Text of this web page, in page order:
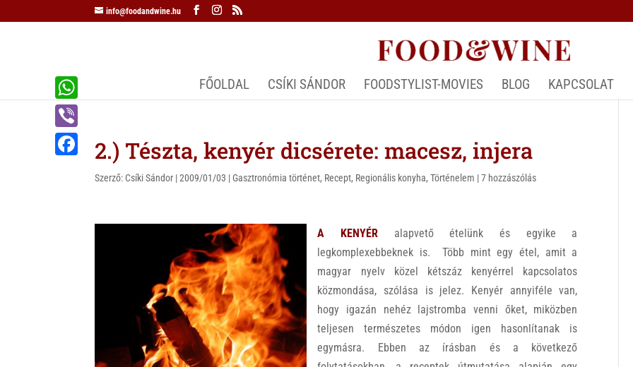
info@foodandwine.hu
FŐOLDAL CSÍKI SÁNDOR FOODSTYLIST-MOVIES BLOG KAPCSOLAT
2.) Tészta, kenyér dicsérete: macesz, injera
Szerző: Csíki Sándor |2009/01/03 |Gasztronómia történet, Recept, Regionális konyha,Történelem |7 hozzászólás
A KENYÉR alapvető ételünk és egyike a
legkomplexebbeknek is. Több mint egy étel, amit a
magyar nyelv közel kétszáz kenyérrel kapcsolatos
közmondása, szólása is jelez. Kenyér annyiféle van,
hogy igazán nehéz lajstromba venni őket, miközben
teljesen természetes módon igen hasonlítanak is
egymásra. Ebben az írásban és a következő
W
h
a
V